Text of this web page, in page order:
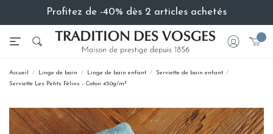
Profitez de -40% dès 2 articles achetés
Accueil Linge de bain Linge de bain enfant
Serviette de bain enfant
Serviette Les Petits Félins - Coton 450g/m²